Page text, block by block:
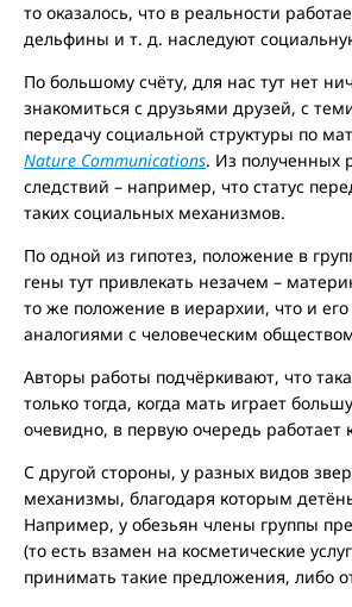
то оказалось, что в реальности
дельфины и т. д. наследуют
По большому счёту, для нас тут нет
знакомиться с друзьями друзей, с
передачу социальной структуры по
Nature Communications. Из полученных
следствий – например, что статус
таких социальных механизмов.
По одной из гипотез, положение в
гены тут привлекать незачем –
то же положение в иерархии, что и
аналогиями с человеческим
Авторы работы подчёркивают, что
только тогда, когда мать играет
очевидно, в первую очередь работает
С другой стороны, у разных видов
механизмы, благодаря которым
Например, у обезьян члены группы
(то есть взамен на косметические
принимать такие предложения, либо